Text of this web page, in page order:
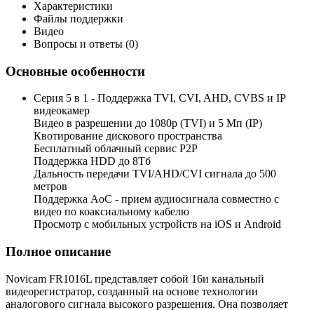
Характеристики
Файлы поддержки
Видео
Вопросы и ответы (0)
Основные особенности
Серия 5 в 1 - Поддержка TVI, CVI, AHD, CVBS и IP
видеокамер
Видео в разрешении до 1080p (TVI) и 5 Мп (IP)
Квотирование дискового пространства
Бесплатный облачный сервис Р2Р
Поддержка HDD до 8Тб
Дальность передачи TVI/AHD/CVI сигнала до 500
метров
Поддержка AoC - прием аудиосигнала совместно с
видео по коаксиальному кабелю
Просмотр с мобильных устройств на iOS и Android
Полное описание
Novicam FR1016L представляет собой 16и канальный
видеорегистратор, созданный на основе технологии
аналогового сигнала высокого разрешения. Она позволяет